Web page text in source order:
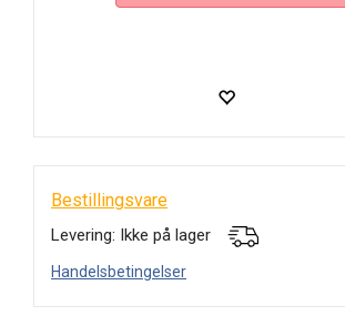
Bestillingsvare
Levering: Ikke på lager
Handelsbetingelser